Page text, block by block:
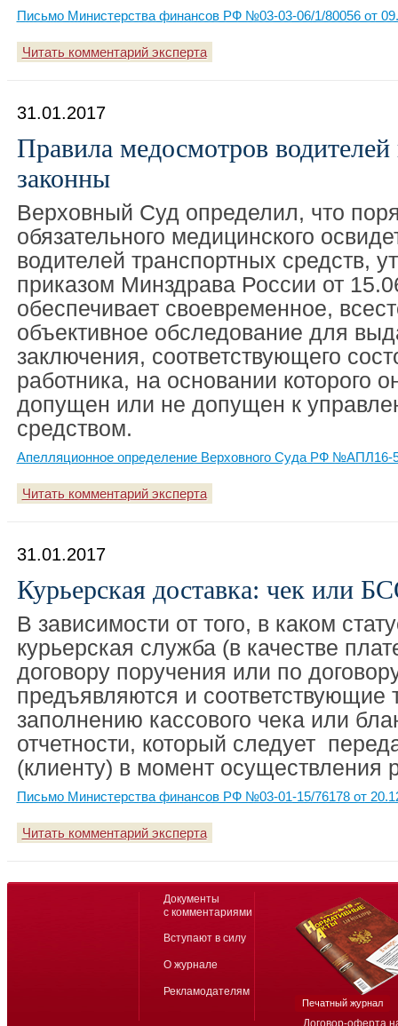
Письмо Министерства финансов РФ №03-03-06/1/80056 от
Читать комментарий эксперта
31.01.2017
Правила медосмотров
законны
Верховный Суд определил, что
обязательного медицинского
водителей транспортных средств,
приказом Минздрава России от
обеспечивает своевременное,
объективное обследование для
заключения, соответствующего
работника, на основании которого
допущен или не допущен к
средством.
Апелляционное определение Верховного Суда РФ №АПЛ16-
Читать комментарий эксперта
31.01.2017
Курьерская доставка: чек или
В зависимости от того, в каком
курьерская служба (в качестве
договору поручения или по
предъявляются и соответствующие
заполнению кассового чека или
отчетности, который следует
(клиенту) в момент осуществления
Письмо Министерства финансов РФ №03-01-15/76178 от
Читать комментарий эксперта
Договор-оферта
Документы
с комментариями
Вступают в силу
О журнале
Рекламодателям
Печатный журнал